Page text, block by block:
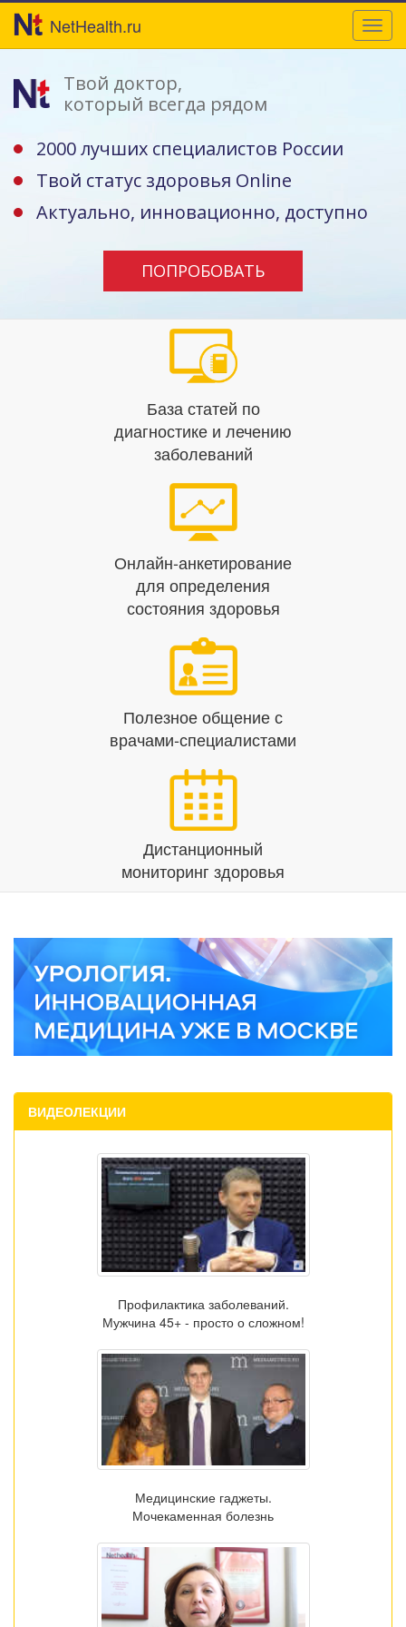
NetHealth.ru
Твой доктор,
который всегда рядом
2000 лучших специалистов России
Твой статус здоровья Online
Актуально, инновационно, доступно
ПОПРОБОВАТЬ
База статей по
диагностике и лечению
заболеваний
Онлайн-анкетирование
для определения
состояния здоровья
Полезное общение с
врачами-специалистами
Дистанционный
мониторинг здоровья
ВИДЕОЛЕКЦИИ
Профилактика заболеваний.
Мужчина 45+ - просто о сложном!
Медицинские гаджеты.
Мочекаменная болезнь